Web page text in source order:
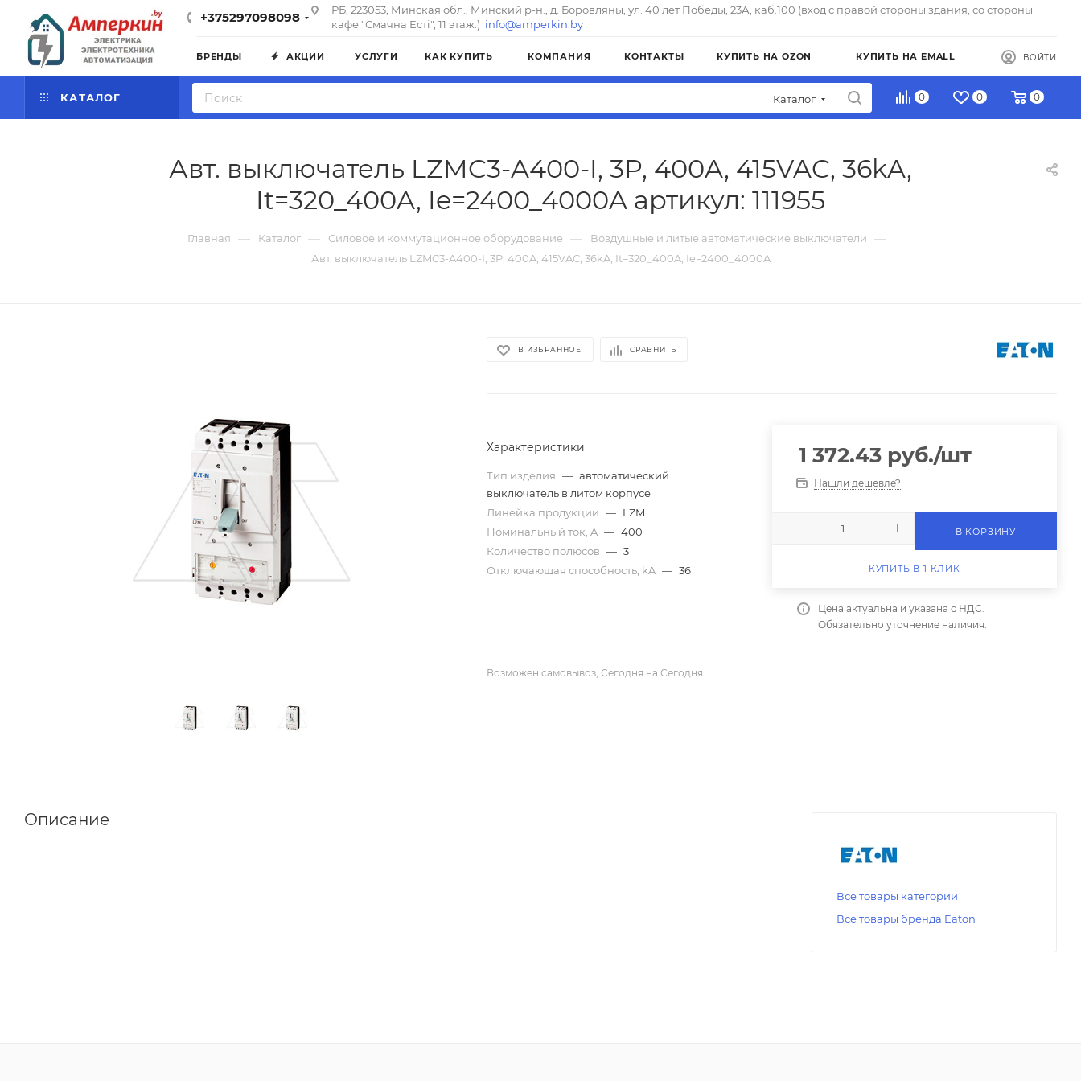
+375297098098
РБ, 223053, Минская обл., Минский р-н., д. Боровляны, ул. 40 лет Победы, 23А, каб.100 (вход с правой стороны здания, со стороны
кафе "Смачна Естi", 11 этаж.) info@amperkin.by
БРЕНДЫ АКЦИИ УСЛУГИ КАК КУПИТЬ КОМПАНИЯ КОНТАКТЫ КУПИТЬ НА OZON КУПИТЬ НА EMALL ВОЙТИ
КАТАЛОГ Каталог 0 0 0
Авт. выключатель LZMC3-A400-I, 3P, 400A, 415VAC, 36kA,
It=320_400A, Ie=2400_4000A артикул: 111955
Главная — Каталог — Силовое и коммутационное оборудование — Воздушные и литые автоматические выключатели —
Авт. выключатель LZMC3-A400-I, 3P, 400A, 415VAC, 36kA, It=320_400A, Ie=2400_4000A
В ИЗБРАННОЕ СРАВНИТЬ
Характеристики
Тип изделия — автоматический
выключатель в литом корпусе
Линейка продукции — LZM
Номинальный ток, A — 400
Количество полюсов — 3
Отключающая способность, kA — 36
1 372.43руб./шт
Нашли дешевле?
В КОРЗИНУ
КУПИТЬ В 1 КЛИК
Цена актуальна и указана с НДС.
Обязательно уточнение наличия.
Возможен самовывоз, Сегодня на Сегодня.
Описание
Все товары категории
Все товары бренда Eaton